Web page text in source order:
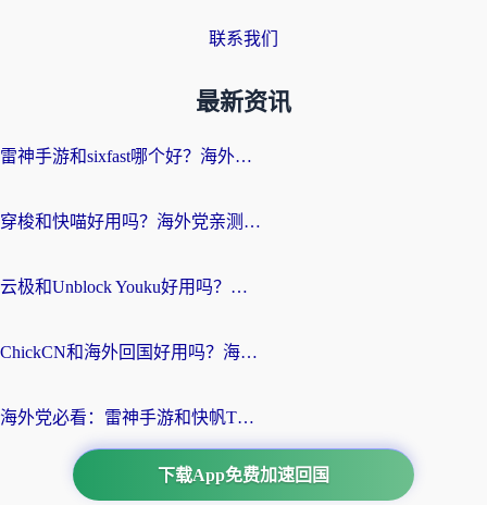
联系我们
最新资讯
雷神手游和sixfast哪个好？海外党亲测3款回国加速器，教你选对不踩坑
穿梭和快喵好用吗？海外党亲测：小众加速器对比+番茄加速器深度体验
云极和Unblock Youku好用吗？海外党亲测+2026回国加速器避坑指南
ChickCN和海外回国好用吗？海外党2026亲测：从手游到影音，选对加速器的3个关键
海外党必看：雷神手游和快帆TV版好用吗？3步选对回国加速器不踩坑
下载App免费加速回国